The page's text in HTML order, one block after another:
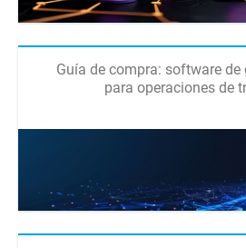
Guía de compra: software
para operaciones de